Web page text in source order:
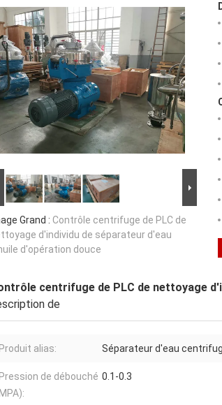
Grand : Contrôle centrifuge de PLC de
d'individu de séparateur d'eau
d'opération douce
centrifuge de PLC de nettoyage
de
Produit alias: Séparateur d'eau
Pression de débouché 0.1-0.3